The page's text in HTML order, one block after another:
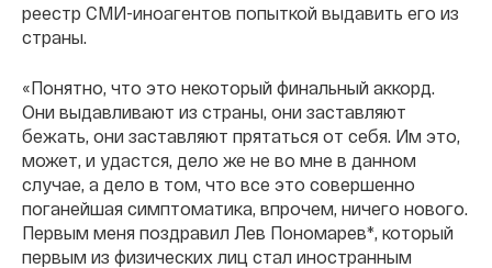
реестр СМИ-иноагентов попыткой выдавить его из
страны.
«Понятно, что это некоторый финальный аккорд.
Они выдавливают из страны, они заставляют
бежать, они заставляют прятаться от себя. Им это,
может, и удастся, дело же не во мне в данном
случае, а дело в том, что все это совершенно
поганейшая симптоматика, впрочем, ничего нового.
Первым меня поздравил Лев Пономарев*, который
первым из физических лиц стал иностранным